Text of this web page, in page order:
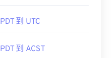
PDT 到 UTC
PDT 到 ACST